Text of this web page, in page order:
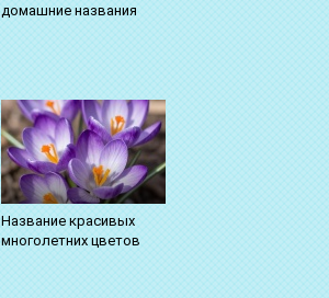
домашние названия
Название красивых
многолетних цветов